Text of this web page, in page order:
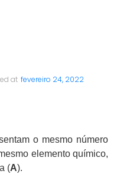
at fevereiro 24, 2022
o mesmo número
elemento químico,
(A).